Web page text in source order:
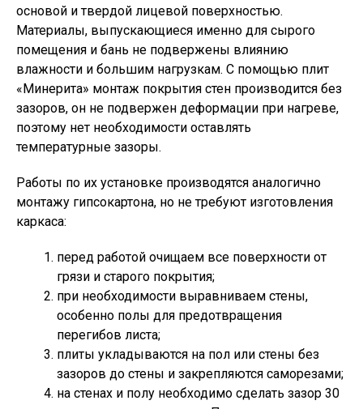
основой и твердой лицевой поверхностью.
Материалы, выпускающиеся именно для сырого
помещения и бань не подвержены влиянию
влажности и большим нагрузкам. С помощью плит
«Минерита» монтаж покрытия стен производится без
зазоров, он не подвержен деформации при нагреве,
поэтому нет необходимости оставлять
температурные зазоры.
Работы по их установке производятся аналогично
монтажу гипсокартона, но не требуют изготовления
каркаса:
перед работой очищаем все поверхности от
грязи и старого покрытия;
при необходимости выравниваем стены,
особенно полы для предотвращения
перегибов листа;
плиты укладываются на пол или стены без
зазоров до стены и закрепляются саморезами;
на стенах и полу необходимо сделать зазор 30